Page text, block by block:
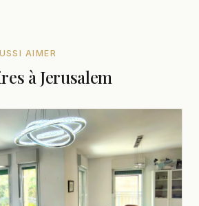
AIMER
à Jerusalem